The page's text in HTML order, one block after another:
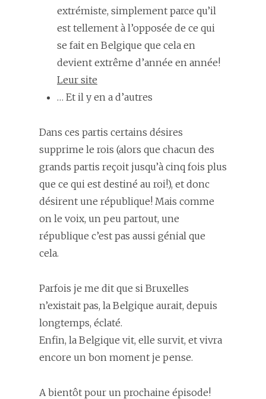
extrémiste, simplement parce qu’il
est tellement à l’opposée de ce qui
se fait en Belgique que cela en
devient extrême d’année en année!
Leur site
… Et il y en a d’autres
Dans ces partis certains désires
supprime le rois (alors que chacun des
grands partis reçoit jusqu’à cinq fois plus
que ce qui est destiné au roi!), et donc
désirent une république! Mais comme
on le voix, un peu partout, une
république c’est pas aussi génial que
cela.
Parfois je me dit que si Bruxelles
n’existait pas, la Belgique aurait, depuis
longtemps, éclaté.
Enfin, la Belgique vit, elle survit, et vivra
encore un bon moment je pense.
A bientôt pour un prochaine épisode!